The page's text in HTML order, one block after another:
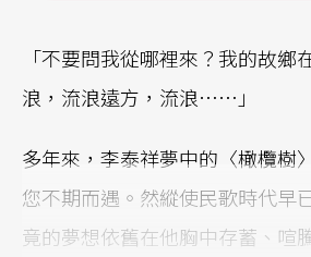
「不要問我從哪裡來？我的故鄉
浪，流浪遠方，流浪……」
多年來，李泰祥夢中的〈橄欖樹
您不期而遇。然縱使民歌時代早
竟的夢想依舊在他胸中存蓄、喧